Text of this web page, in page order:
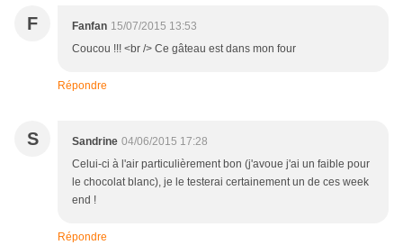
F Fanfan 15/07/2015 13:53
Coucou !!! <br /> Ce gâteau est dans mon four
Répondre
S Sandrine 04/06/2015 17:28
Celui-ci à l'air particulièrement bon (j'avoue j'ai un faible pour
le chocolat blanc), je le testerai certainement un de ces week
end !
Répondre